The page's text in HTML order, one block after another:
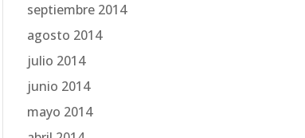
septiembre 2014
agosto 2014
julio 2014
junio 2014
mayo 2014